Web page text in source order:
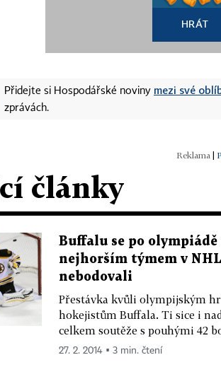
HRÁT
Přidejte si Hospodářské noviny mezi své
zprávách.
|
články
Buffalu se po
nejhorším týmem v
nebodovali
Přestávka kvůli olympijským
hokejistům Buffala. Ti sice i
celkem soutěže s pouhými 42
27. 2. 2014 ▪ 3 min. čtení